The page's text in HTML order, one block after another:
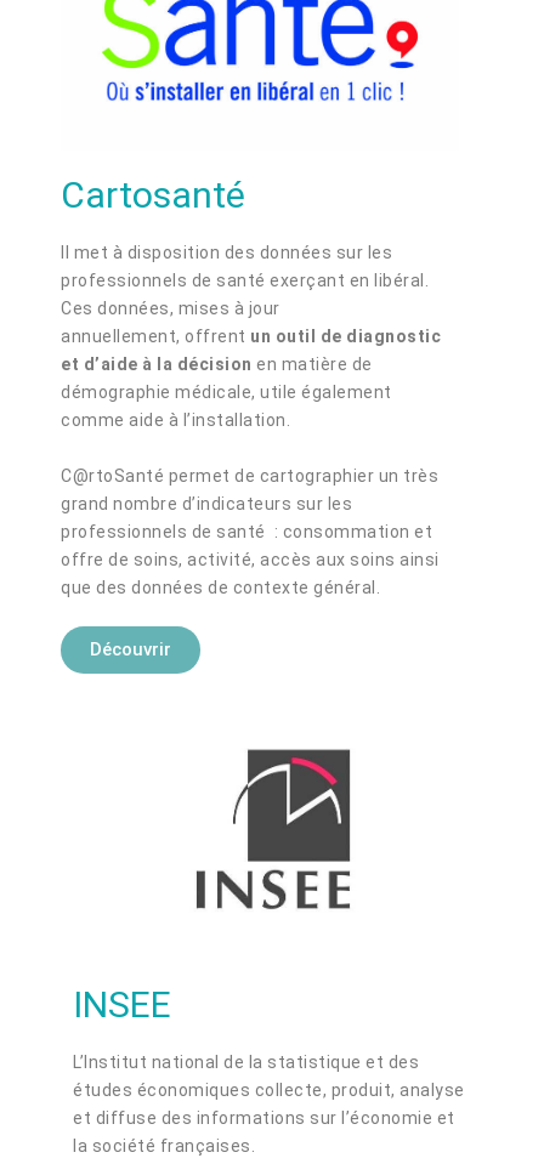
Cartosanté
Il met à disposition des données sur les
professionnels de santé exerçant en libéral.
Ces données, mises à jour
annuellement, offrent un outil de diagnostic
et d’aide à la décision en matière de
démographie médicale, utile également
comme aide à l’installation.
C@rtoSanté permet de cartographier un très
grand nombre d’indicateurs sur les
professionnels de santé : consommation et
offre de soins, activité, accès aux soins ainsi
que des données de contexte général.
Découvrir
INSEE
L’Institut national de la statistique et des
études économiques collecte, produit, analyse
et diffuse des informations sur l’économie et
la société françaises.